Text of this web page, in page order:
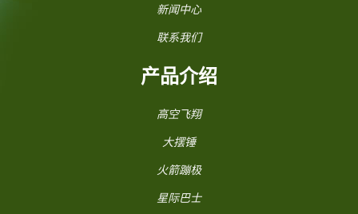
新闻中心
联系我们
产品介绍
高空飞翔
大摆锤
火箭蹦极
星际巴士